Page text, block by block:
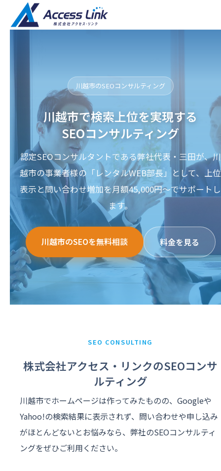
川越市のSEOコンサルティング
川越市で検索上位を実現する
SEOコンサルティング
認定SEOコンサルタントである弊社代表・三田が、川
越市の事業者様の「レンタルWEB部長」として、上位
表示と問い合わせ増加を月額45,000円〜でサポートし
ます。
川越市のSEOを無料相談 料金を見る
SEO CONSULTING
株式会社アクセス・リンクのSEOコンサ
ルティング
川越市でホームページは作ってみたものの、Googleや
Yahoo!の検索結果に表示されず、問い合わせや申し込み
がほとんどないとお悩みなら、弊社のSEOコンサルティ
ングをぜひご利用ください。